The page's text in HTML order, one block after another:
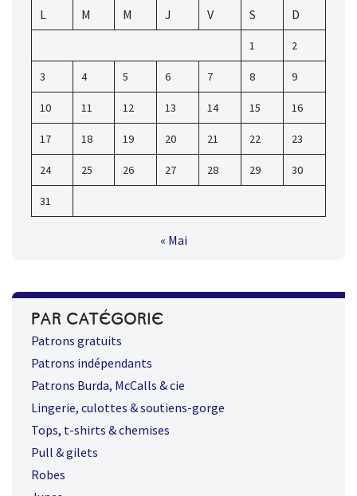
L
M M J V S D
1 2
3 4 5 6 7 8 9
10 11 12 13 14 15 16
17 18 19 20 21 22 23
24 25 26 27 28 29 30
31
« Mai
PAR CATÉGORIE
Patrons gratuits
Patrons indépendants
Patrons Burda, McCalls & cie
Lingerie, culottes & soutiens-gorge
Tops, t-shirts & chemises
Pull & gilets
Robes